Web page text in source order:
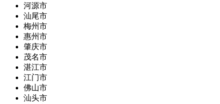
河源市
汕尾市
梅州市
惠州市
肇庆市
茂名市
湛江市
江门市
佛山市
汕头市